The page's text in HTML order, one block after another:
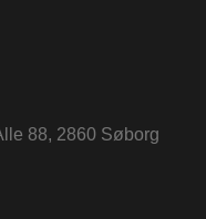
88, 2860 Søborg